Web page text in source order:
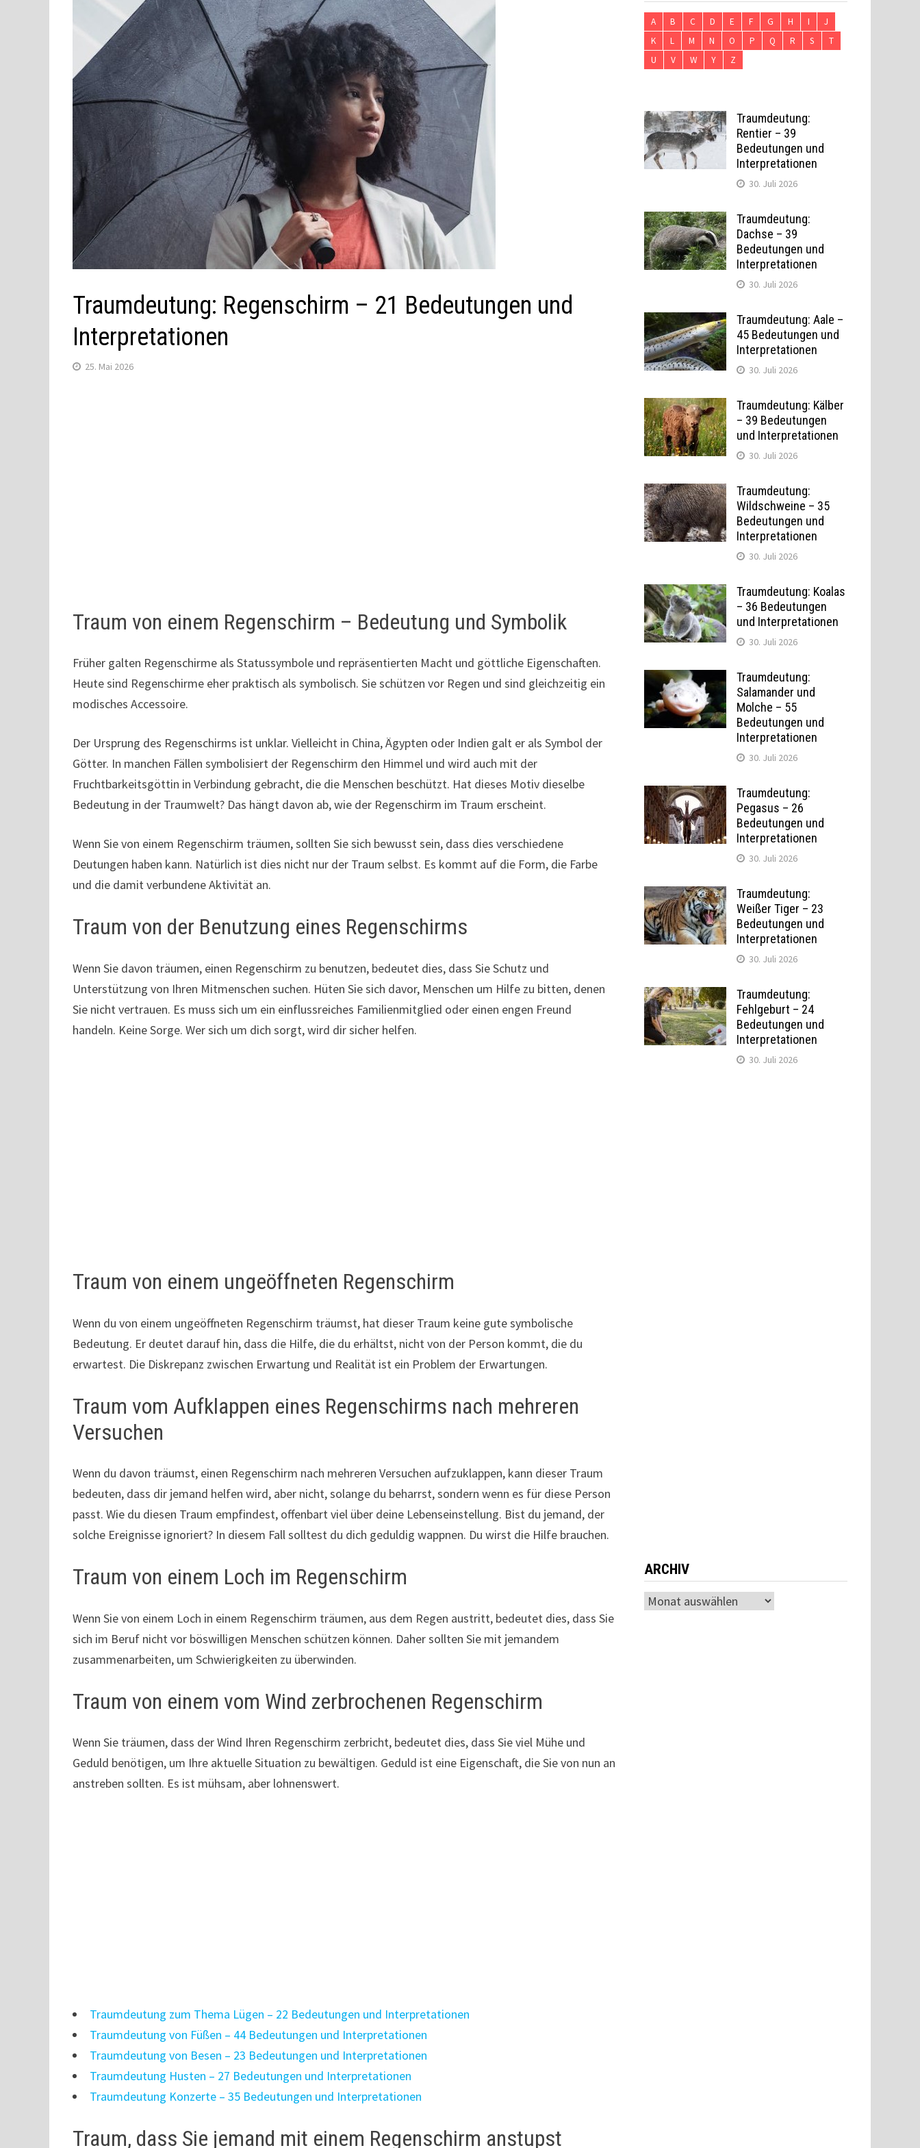
Traumdeutung: Regenschirm – 21 Bedeutungen und
Interpretationen
25. Mai 2026
Traum von einem Regenschirm – Bedeutung und Symbolik
Früher galten Regenschirme als Statussymbole und repräsentierten Macht und göttliche Eigenschaften.
Heute sind Regenschirme eher praktisch als symbolisch. Sie schützen vor Regen und sind gleichzeitig ein
modisches Accessoire.
Der Ursprung des Regenschirms ist unklar. Vielleicht in China, Ägypten oder Indien galt er als Symbol der
Götter. In manchen Fällen symbolisiert der Regenschirm den Himmel und wird auch mit der
Fruchtbarkeitsgöttin in Verbindung gebracht, die die Menschen beschützt. Hat dieses Motiv dieselbe
Bedeutung in der Traumwelt? Das hängt davon ab, wie der Regenschirm im Traum erscheint.
Wenn Sie von einem Regenschirm träumen, sollten Sie sich bewusst sein, dass dies verschiedene
Deutungen haben kann. Natürlich ist dies nicht nur der Traum selbst. Es kommt auf die Form, die Farbe
und die damit verbundene Aktivität an.
Traum von der Benutzung eines Regenschirms
Wenn Sie davon träumen, einen Regenschirm zu benutzen, bedeutet dies, dass Sie Schutz und
Unterstützung von Ihren Mitmenschen suchen. Hüten Sie sich davor, Menschen um Hilfe zu bitten, denen
Sie nicht vertrauen. Es muss sich um ein einflussreiches Familienmitglied oder einen engen Freund
handeln. Keine Sorge. Wer sich um dich sorgt, wird dir sicher helfen.
Traum von einem ungeöffneten Regenschirm
Wenn du von einem ungeöffneten Regenschirm träumst, hat dieser Traum keine gute symbolische
Bedeutung. Er deutet darauf hin, dass die Hilfe, die du erhältst, nicht von der Person kommt, die du
erwartest. Die Diskrepanz zwischen Erwartung und Realität ist ein Problem der Erwartungen.
Traum vom Aufklappen eines Regenschirms nach mehreren
Versuchen
Wenn du davon träumst, einen Regenschirm nach mehreren Versuchen aufzuklappen, kann dieser Traum
bedeuten, dass dir jemand helfen wird, aber nicht, solange du beharrst, sondern wenn es für diese Person
passt. Wie du diesen Traum empfindest, offenbart viel über deine Lebenseinstellung. Bist du jemand, der
solche Ereignisse ignoriert? In diesem Fall solltest du dich geduldig wappnen. Du wirst die Hilfe brauchen.
Traum von einem Loch im Regenschirm
Wenn Sie von einem Loch in einem Regenschirm träumen, aus dem Regen austritt, bedeutet dies, dass Sie
sich im Beruf nicht vor böswilligen Menschen schützen können. Daher sollten Sie mit jemandem
zusammenarbeiten, um Schwierigkeiten zu überwinden.
Traum von einem vom Wind zerbrochenen Regenschirm
Wenn Sie träumen, dass der Wind Ihren Regenschirm zerbricht, bedeutet dies, dass Sie viel Mühe und
Geduld benötigen, um Ihre aktuelle Situation zu bewältigen. Geduld ist eine Eigenschaft, die Sie von nun an
anstreben sollten. Es ist mühsam, aber lohnenswert.
Traumdeutung zum Thema Lügen – 22 Bedeutungen und Interpretationen
Traumdeutung von Füßen – 44 Bedeutungen und Interpretationen
Traumdeutung von Besen – 23 Bedeutungen und Interpretationen
Traumdeutung Husten – 27 Bedeutungen und Interpretationen
Traumdeutung Konzerte – 35 Bedeutungen und Interpretationen
Traum, dass Sie jemand mit einem Regenschirm anstupst
A B C D E F G H I
J
K
L M N O P Q R S
T
U
V W Y Z
Traumdeutung:
Rentier – 39
Bedeutungen und
Interpretationen
30. Juli 2026
Traumdeutung:
Dachse – 39
Bedeutungen und
Interpretationen
30. Juli 2026
Traumdeutung: Aale –
45 Bedeutungen und
Interpretationen
30. Juli 2026
Traumdeutung: Kälber
– 39 Bedeutungen
und Interpretationen
30. Juli 2026
Traumdeutung:
Wildschweine – 35
Bedeutungen und
Interpretationen
30. Juli 2026
Traumdeutung: Koalas
– 36 Bedeutungen
und Interpretationen
30. Juli 2026
Traumdeutung:
Salamander und
Molche – 55
Bedeutungen und
Interpretationen
30. Juli 2026
Traumdeutung:
Pegasus – 26
Bedeutungen und
Interpretationen
30. Juli 2026
Traumdeutung:
Weißer Tiger – 23
Bedeutungen und
Interpretationen
30. Juli 2026
Traumdeutung:
Fehlgeburt – 24
Bedeutungen und
Interpretationen
30. Juli 2026
ARCHIV
Archiv